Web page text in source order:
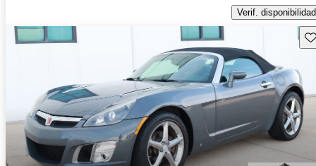
Verif. disponibilidad